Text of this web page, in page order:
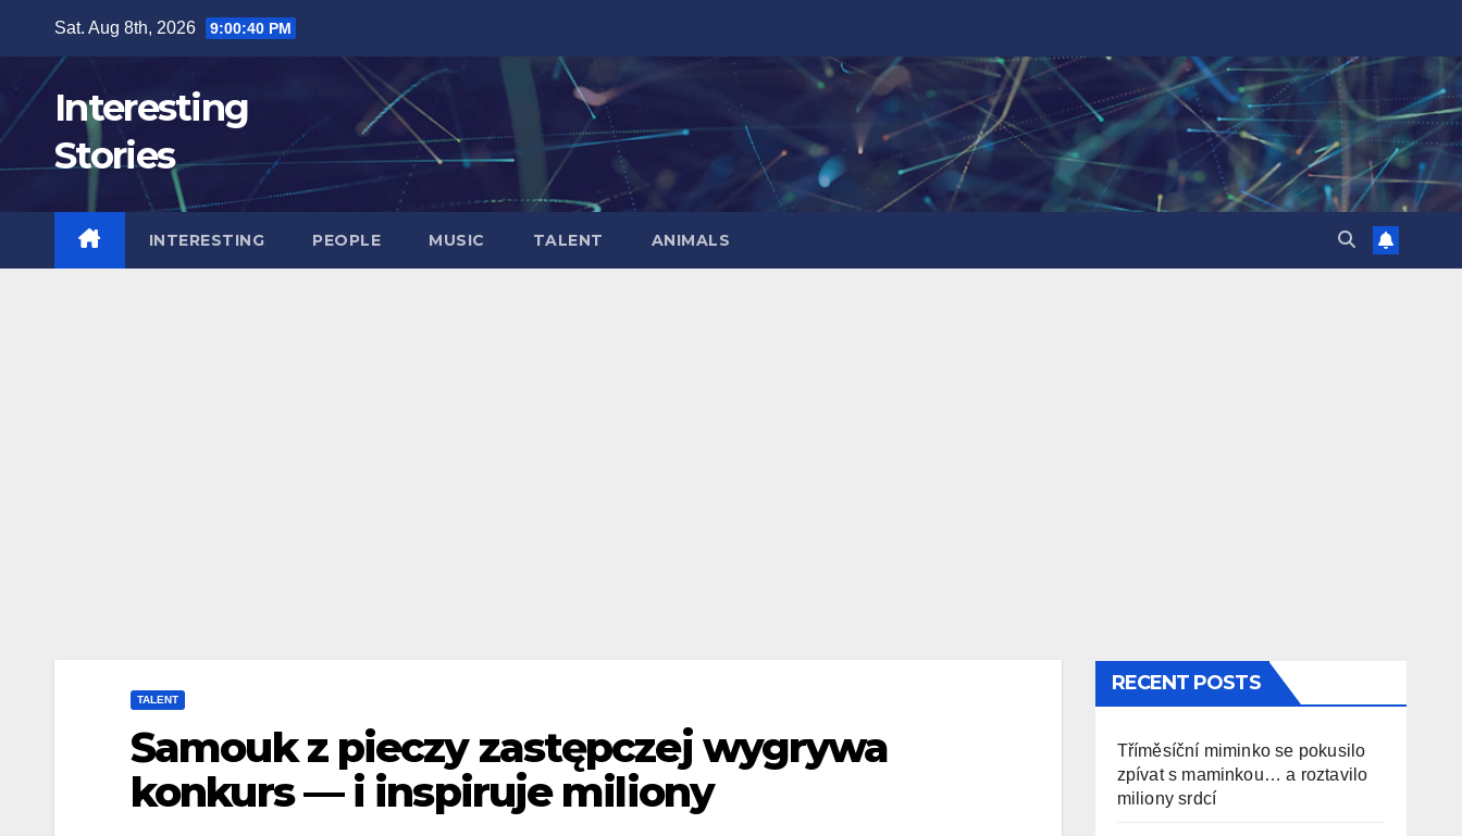
content
Sat. Aug 8th, 2026 9:00:41 PM
Interesting
Stories
INTERESTING PEOPLE MUSIC TALENT ANIMALS
TALENT
Samouk z pieczy zastępczej wygrywa
konkurs — i inspiruje miliony
RECENT POSTS
Tříměsíční miminko se pokusilo
zpívat s maminkou… a roztavilo
miliony srdcí